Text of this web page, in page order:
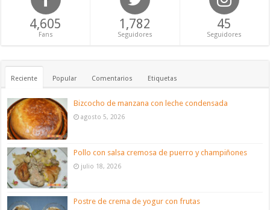
4,605
Fans
1,782
Seguidores
45
Seguidores
Reciente Popular Comentarios Etiquetas
Bizcocho de manzana con leche condensada
agosto 5, 2026
Pollo con salsa cremosa de puerro y champiñones
julio 18, 2026
Postre de crema de yogur con frutas